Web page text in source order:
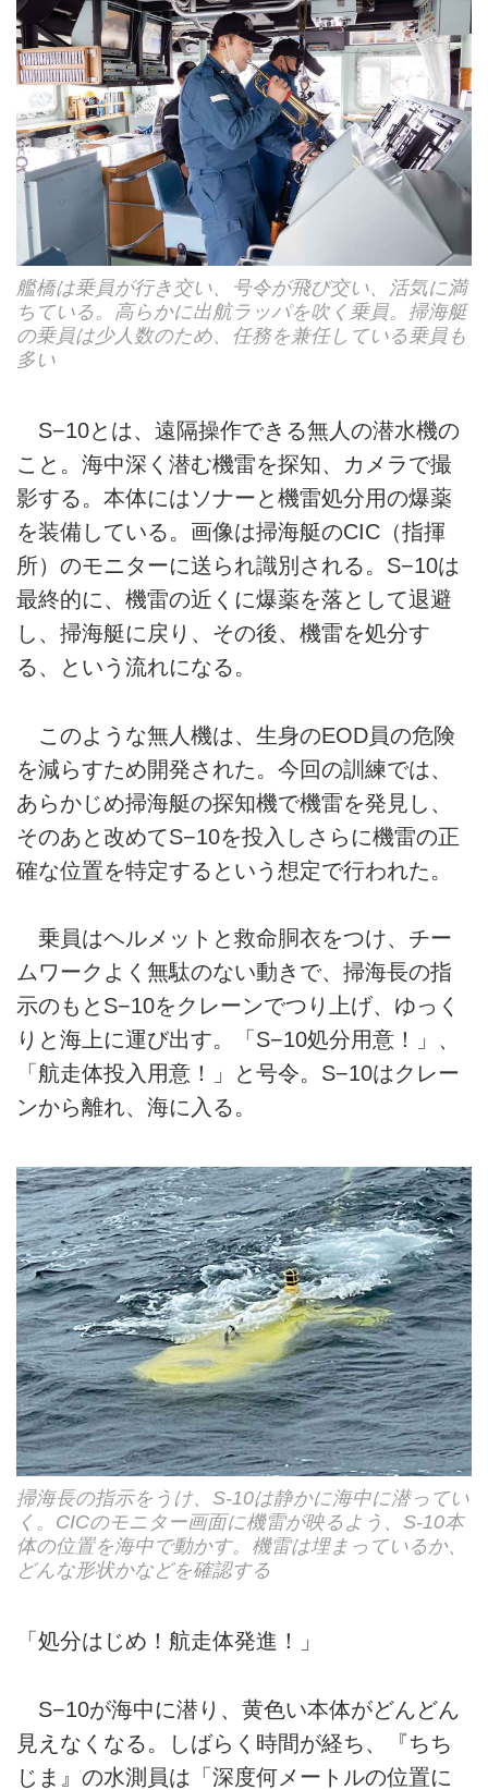
艦橋は乗員が行き交い、号令が飛び交い、活気に満
ちている。高らかに出航ラッパを吹く乗員。掃海艇
の乗員は少人数のため、任務を兼任している乗員も
多い
S−10とは、遠隔操作できる無人の潜水機の
こと。海中深く潜む機雷を探知、カメラで撮
影する。本体にはソナーと機雷処分用の爆薬
を装備している。画像は掃海艇のCIC（指揮
所）のモニターに送られ識別される。S−10は
最終的に、機雷の近くに爆薬を落として退避
し、掃海艇に戻り、その後、機雷を処分す
る、という流れになる。
このような無人機は、生身のEOD員の危険
を減らすため開発された。今回の訓練では、
あらかじめ掃海艇の探知機で機雷を発見し、
そのあと改めてS−10を投入しさらに機雷の正
確な位置を特定するという想定で行われた。
乗員はヘルメットと救命胴衣をつけ、チー
ムワークよく無駄のない動きで、掃海長の指
示のもとS−10をクレーンでつり上げ、ゆっく
りと海上に運び出す。「S−10処分用意！」、
「航走体投入用意！」と号令。S−10はクレー
ンから離れ、海に入る。
掃海長の指示をうけ、S-10は静かに海中に潜ってい
く。CICのモニター画面に機雷が映るよう、S-10本
体の位置を海中で動かす。機雷は埋まっているか、
どんな形状かなどを確認する
「処分はじめ！航走体発進！」
S−10が海中に潜り、黄色い本体がどんどん
見えなくなる。しばらく時間が経ち、『ちち
じま』の水測員は「深度何メートルの位置に